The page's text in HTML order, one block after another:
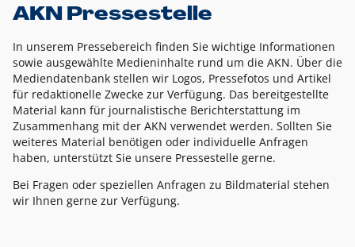
AKN Pressestelle
In unserem Pressebereich finden Sie wichtige Informationen
sowie ausgewählte Medieninhalte rund um die AKN. Über die
Mediendatenbank stellen wir Logos, Pressefotos und Artikel
für redaktionelle Zwecke zur Verfügung. Das bereitgestellte
Material kann für journalistische Berichterstattung im
Zusammenhang mit der AKN verwendet werden. Sollten Sie
weiteres Material benötigen oder individuelle Anfragen
haben, unterstützt Sie unsere Pressestelle gerne.
Bei Fragen oder speziellen Anfragen zu Bildmaterial stehen
wir Ihnen gerne zur Verfügung.